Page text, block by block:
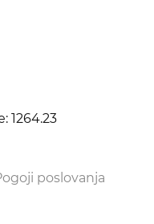
1264.23
poslovanja